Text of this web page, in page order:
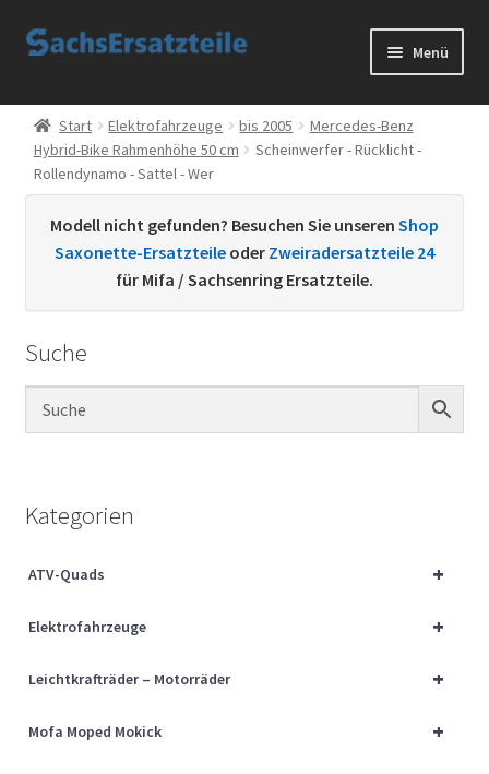
Zur
Zum
Menü
Start
AGB
Datenschutzerklärung
Sachs Ersatzteile
Über uns
Vertrag widerrufen
Widerrufsbelehrung
Cart
Checkout
Start Elektrofahrzeuge bis 2005
Mercedes-Benz
Hybrid-Bike Rahmenhöhe 50 cm
Scheinwerfer - Rücklicht -
Rollendynamo - Sattel - Wer
Modell nicht gefunden? Besuchen Sie unseren Shop
Saxonette-Ersatzteile oder Zweiradersatzteile 24
für Mifa / Sachsenring Ersatzteile.
Suche
Kategorien
+
ATV-Quads
+
Elektrofahrzeuge
+
Leichtkrafträder – Motorräder
+
Mofa Moped Mokick